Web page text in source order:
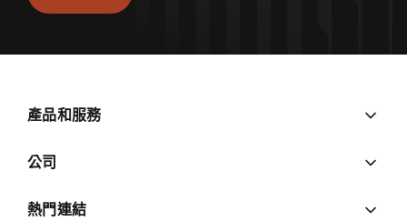
產品和服務
公司
熱門連結